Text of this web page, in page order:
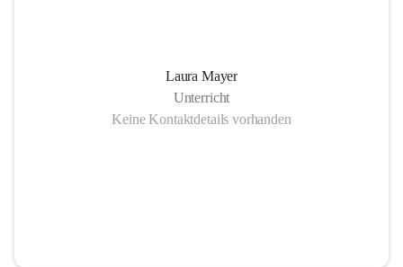
Laura Mayer
Unterricht
Keine Kontaktdetails vorhanden